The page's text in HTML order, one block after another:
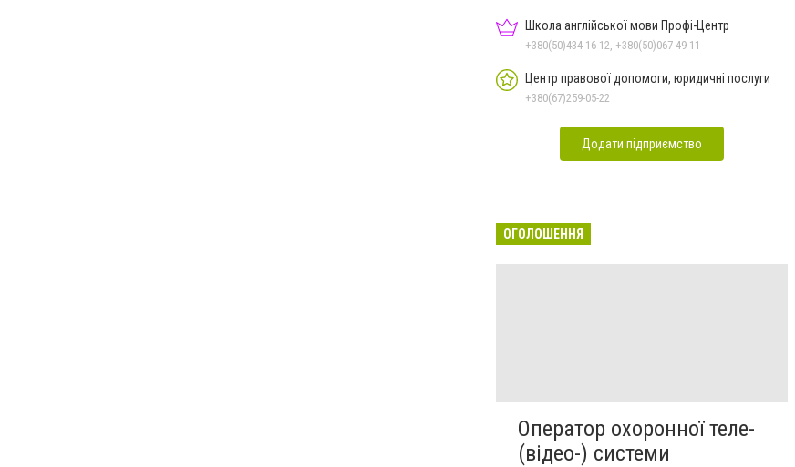
Школа англійської мови Профі-Центр
+380(50)434-16-12, +380(50)067-49-11
Центр правової допомоги, юридичні послуги
+380(67)259-05-22
Додати підприємство
ОГОЛОШЕННЯ
Оператор охоронної теле-
(відео-) системи